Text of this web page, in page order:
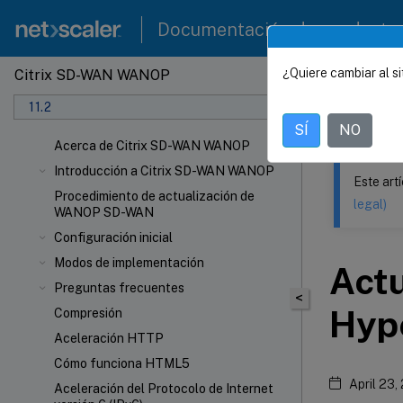
Documentación de
Citrix SD-WAN WANOP
11.2
Acerca de Citrix SD-WAN WANOP
Introducción a Citrix SD-WAN WANOP
Procedimiento de actualización de
WANOP SD-WAN
Configuración inicial
Modos de implementación
Preguntas frecuentes
Compresión
Aceleración HTTP
Cómo funciona HTML5
Aceleración del Protocolo de Internet
Este
Citrix
<
Este
legal)
April 23,
¿Quiere cambiar al
SÍ NO